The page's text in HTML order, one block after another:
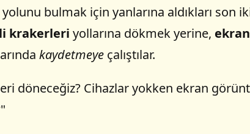
bulmak için yanlarına aldıkları son
krakerleri yollarına dökmek yerine, ekran
kaydetmeyeçalıştılar.
döneceğiz? Cihazlar yokken ekran